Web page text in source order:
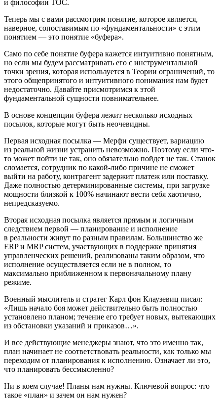
и философии ТОС.
Теперь мы с вами рассмотрим понятие, которое является,
наверное, сопоставимым по «фундаментальности» с этим
понятием — это понятие «буфера».
Само по себе понятие буфера кажется интуитивно понятным,
но если мы будем рассматривать его с инструментальной
точки зрения, которая используется в Теории ограничений, то
этого общепринятого и интуитивного понимания нам будет
недостаточно. Давайте присмотримся к этой
фундаментальной сущности повнимательнее.
В основе концепции буфера лежит несколько исходных
посылок, которые могут быть неочевидны.
Первая исходная посылка — Мерфи существует, вариацию
из реальной жизни устранить невозможно. Поэтому если что-
то может пойти не так, оно обязательно пойдет не так. Станок
сломается, сотрудник по какой-либо причине не сможет
выйти на работу, контрагент задержит платеж или поставку.
Даже полностью детерминированные системы, при загрузке
мощности близкой к 100% начинают вести себя хаотично,
непредсказуемо.
Вторая исходная посылка является прямым и логичным
следствием первой — планирование и исполнение
в реальности живут по разным правилам. Большинство же
ERP и MRP систем, участвующих в поддержке принятия
управленческих решений, реализованы таким образом, что
исполнение осуществляется если не в полном, то
максимально приближенном к первоначальному плану
режиме.
Военный мыслитель и стратег Карл фон Клаузевиц писал:
«Лишь начало боя может действительно быть полностью
установлено планом; течение его требует новых, вытекающих
из обстановки указаний и приказов…».
И все действующие менеджеры знают, что это именно так,
план начинает не соответствовать реальности, как только мы
переходим от планирования к исполнению. Означает ли это,
что планировать бессмысленно?
Ни в коем случае! Планы нам нужны. Ключевой вопрос: что
такое «план» и зачем он нам нужен?